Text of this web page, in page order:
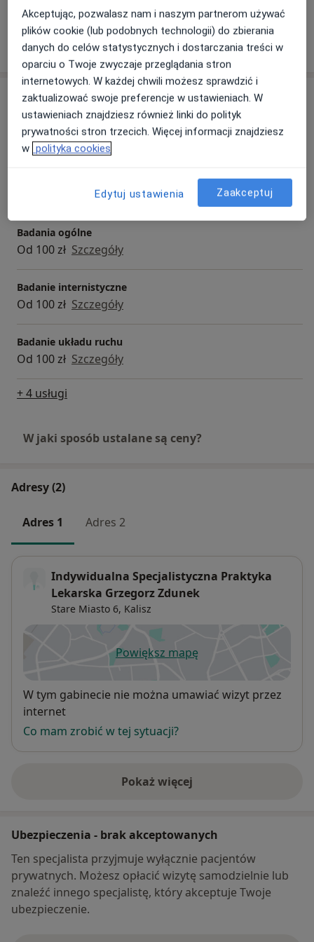
Pokaż więcejo doświadczeniu
Usługi i ceny
Konsultacja reumatologiczna
Od 100 zł Szczegóły
Szczegóły
Badania ogólne
Od 100 zł Szczegóły
Badanie internistyczne
Od 100 zł Szczegóły
Badanie układu ruchu
Od 100 zł Szczegóły
+ 4 usługi
W jaki sposób ustalane są ceny?
Adresy (2)
Adres 1 Adres 2
Indywidualna Specjalistyczna Praktyka
Lekarska Grzegorz Zdunek
Stare Miasto 6, Kalisz
Powiększ mapęotwiera się w nowej karcie
Dostępność
W tym gabinecie nie można umawiać wizyt przez
internet
Co mam zrobić w tej sytuacji?
Pokaż więcej
o adresie
Ubezpieczenia - brak akceptowanych
Ten specjalista przyjmuje wyłącznie pacjentów
prywatnych. Możesz opłacić wizytę samodzielnie lub
znaleźć innego specjalistę, który akceptuje Twoje
ubezpieczenie.
Akceptując, pozwalasz nam i naszym partnerom używać
plików cookie (lub podobnych technologii) do zbierania
danych do celów statystycznych i dostarczania treści w
oparciu o Twoje zwyczaje przeglądania stron
internetowych. W każdej chwili możesz sprawdzić i
zaktualizować swoje preferencje w ustawieniach. W
ustawieniach znajdziesz również linki do polityk
prywatności stron trzecich. Więcej informacji znajdziesz
w polityka cookies
Edytuj ustawienia Zaakceptuj